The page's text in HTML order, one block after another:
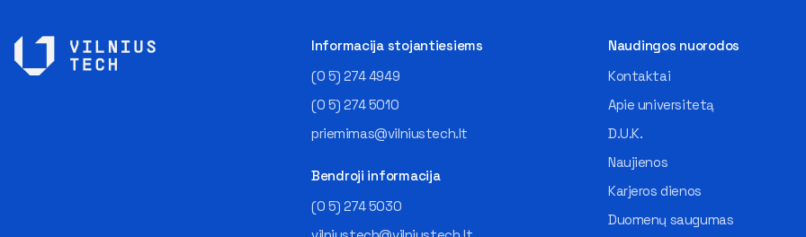
Informacija stojantiesiems
(0 5) 274 4949
(0 5) 274 5010
priemimas@vilniustech.lt
Bendroji informacija
(0 5) 274 5030
Naudingos nuorodos
Kontaktai
Apie universitetą
D.U.K.
Naujienos
Karjeros dienos
Duomenų saugumas